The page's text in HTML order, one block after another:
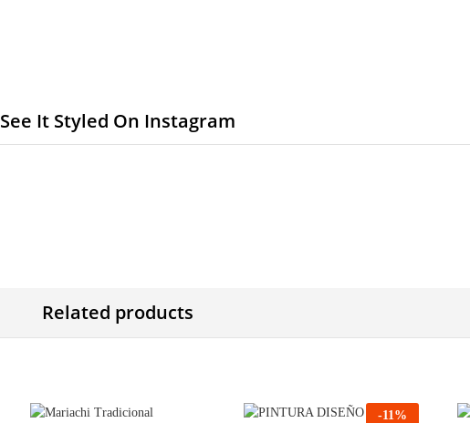
See It Styled On Instagram
Related products
-11 %